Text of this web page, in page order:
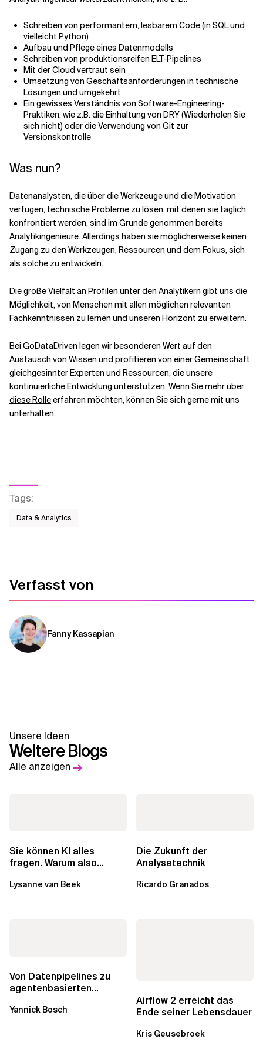
Schreiben von performantem, lesbarem Code (in SQL und
vielleicht Python)
Aufbau und Pflege eines Datenmodells
Schreiben von produktionsreifen ELT-Pipelines
Mit der Cloud vertraut sein
Umsetzung von Geschäftsanforderungen in technische
Lösungen und umgekehrt
Ein gewisses Verständnis von Software-Engineering-
Praktiken, wie z.B. die Einhaltung von DRY (Wiederholen Sie
sich nicht) oder die Verwendung von Git zur
Versionskontrolle
Was nun?
Datenanalysten, die über die Werkzeuge und die Motivation
verfügen, technische Probleme zu lösen, mit denen sie täglich
konfrontiert werden, sind im Grunde genommen bereits
Analytikingenieure. Allerdings haben sie möglicherweise keinen
Zugang zu den Werkzeugen, Ressourcen und dem Fokus, sich
als solche zu entwickeln.
Die große Vielfalt an Profilen unter den Analytikern gibt uns die
Möglichkeit, von Menschen mit allen möglichen relevanten
Fachkenntnissen zu lernen und unseren Horizont zu erweitern.
Bei GoDataDriven legen wir besonderen Wert auf den
Austausch von Wissen und profitieren von einer Gemeinschaft
gleichgesinnter Experten und Ressourcen, die unsere
kontinuierliche Entwicklung unterstützen. Wenn Sie mehr über
diese Rolleerfahren möchten, können Sie sich gerne mit uns
unterhalten.
Tags:
Data & Analytics
Verfasst von
Fanny Kassapian
Unsere Ideen
Weitere Blogs
Alle anzeigen
Sie können KI alles
fragen. Warum also
noch?
Lysanne van Beek
Die Zukunft der
Analysetechnik
Ricardo Granados
Von Datenpipelines zu
agentenbasierten
Analytics...
Yannick Bosch
Airflow 2 erreicht das
Ende seiner Lebensdauer
Kris Geusebroek